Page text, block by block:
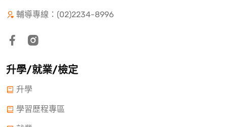
輔導專線：(02)2234-8996
升學/就業/檢定
升學
學習歷程專區